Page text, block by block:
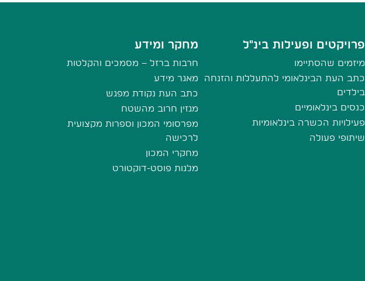
פרויקטים ופעילות בינ"ל
מיזמים שהסתיימו
כתב העת הבינלאומי להתעללות והזנחה
בילדים
כנסים בינלאומיים
פעילויות הכשרה בינלאומיות
שיתופי פעולה
מחקר ומידע
חרבות ברזל – מסמכים והקלטות
מאגר מידע
כתב העת נקודת מפגש
מגזין חרוב מהשטח
מפרסומי המכון וספרות מקצועית
לרכישה
מחקרי המכון
מלגות פוסט-דוקטורט